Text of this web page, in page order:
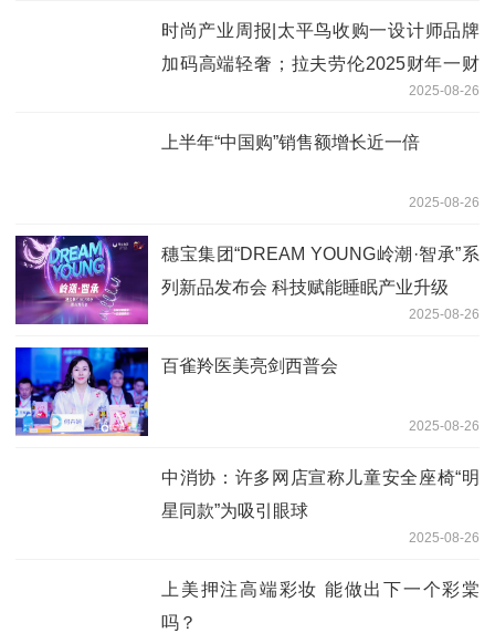
时尚产业周报|太平鸟收购一设计师品牌
加码高端轻奢；拉夫劳伦2025财年一财
季净收入超预期；中国利郎上半年净利润
减少13.4%
2025-08-26
上半年“中国购”销售额增长近一倍
2025-08-26
穗宝集团“DREAM YOUNG岭潮·智承”系
列新品发布会 科技赋能睡眠产业升级
2025-08-26
百雀羚医美亮剑西普会
2025-08-26
中消协：许多网店宣称儿童安全座椅“明
星同款”为吸引眼球
2025-08-26
上美押注高端彩妆 能做出下一个彩棠
吗？